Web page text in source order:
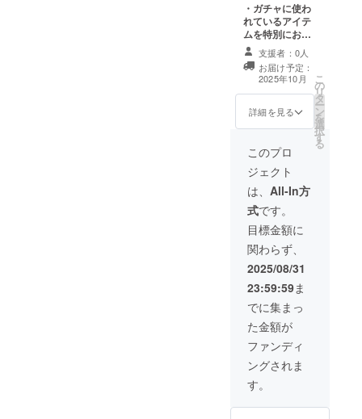
・ガチャに使わ
れているアイテ
ムを特別にお届
け(うきはオリジ
ナルキーホル
ダー) ・手書きの
感謝状 ・うきは
の風景写真のポ
ストカード
支援者：0人
お届け予定：
2025年10月
詳細を見る
こ
の
リ
タ
ー
ン
を
選
択
す
る
このプロ
ジェクト
は、 All-In方
式です。
目標金額に
関わらず、
2025/08/31
23:59:59ま
でに集まっ
た金額が
ファンディ
ングされま
す。